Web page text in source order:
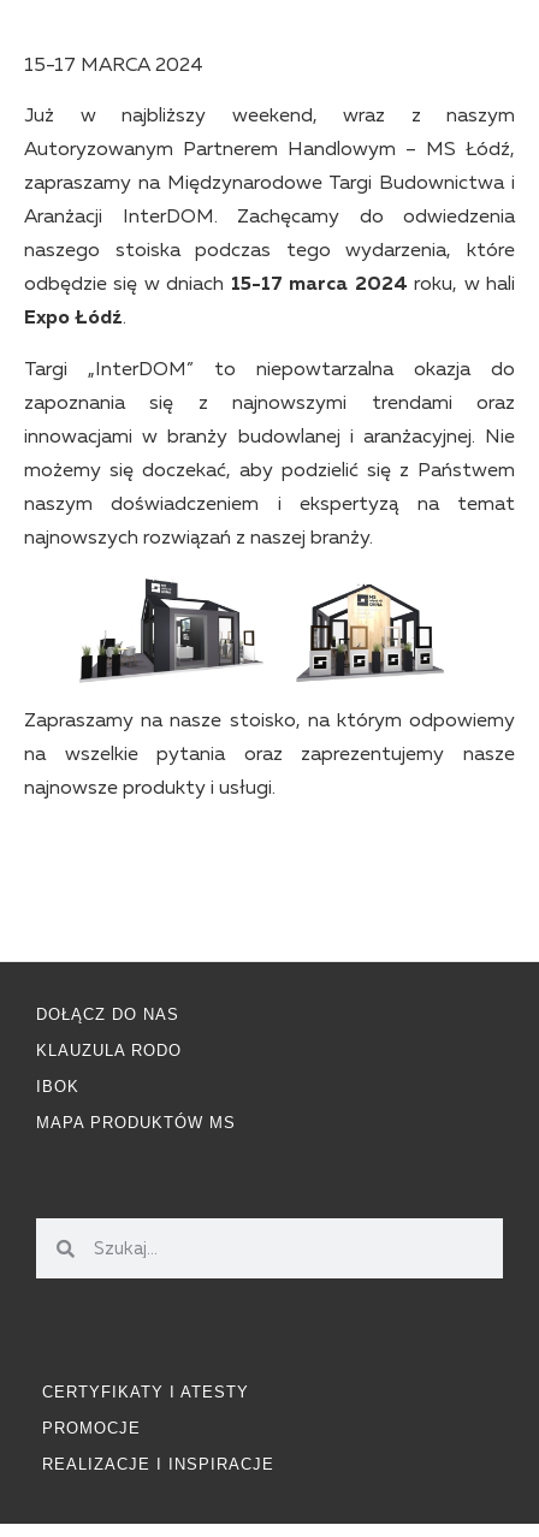
15-17 MARCA 2024
Już w najbliższy weekend, wraz z naszym
Autoryzowanym Partnerem Handlowym – MS Łódź,
zapraszamy na Międzynarodowe Targi Budownictwa i
Aranżacji InterDOM. Zachęcamy do odwiedzenia
naszego stoiska podczas tego wydarzenia, które
odbędzie się w dniach 15-17 marca 2024 roku, w hali
Expo Łódź.
Targi „InterDOM” to niepowtarzalna okazja do
zapoznania się z najnowszymi trendami oraz
innowacjami w branży budowlanej i aranżacyjnej. Nie
możemy się doczekać, aby podzielić się z Państwem
naszym doświadczeniem i ekspertyzą na temat
najnowszych rozwiązań z naszej branży.
Zapraszamy na nasze stoisko, na którym odpowiemy
na wszelkie pytania oraz zaprezentujemy nasze
najnowsze produkty i usługi.
DOŁĄCZ DO NAS
KLAUZULA RODO
IBOK
MAPA PRODUKTÓW MS
CERTYFIKATY I ATESTY
PROMOCJE
REALIZACJE I INSPIRACJE